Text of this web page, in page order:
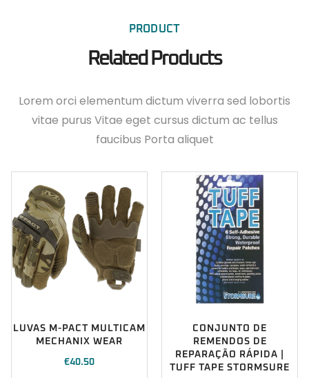
PRODUCT
Related Products
Lorem orci elementum dictum viverra sed lobortis
vitae purus Vitae eget cursus dictum ac tellus
faucibus Porta aliquet
LUVAS M-PACT MULTICAM
MECHANIX WEAR
€40.50
CONJUNTO DE
REMENDOS DE
REPARAÇÃO RÁPIDA |
TUFF TAPE STORMSURE